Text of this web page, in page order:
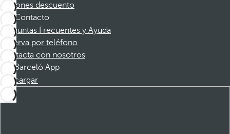
Cupones descuento
Contacto
Preguntas Frecuentes y Ayuda
Reserva por teléfono
Contacta con nosotros
Barceló App
Descargar